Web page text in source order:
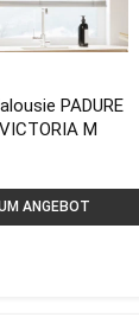
PADURE
M
ANGEBOT